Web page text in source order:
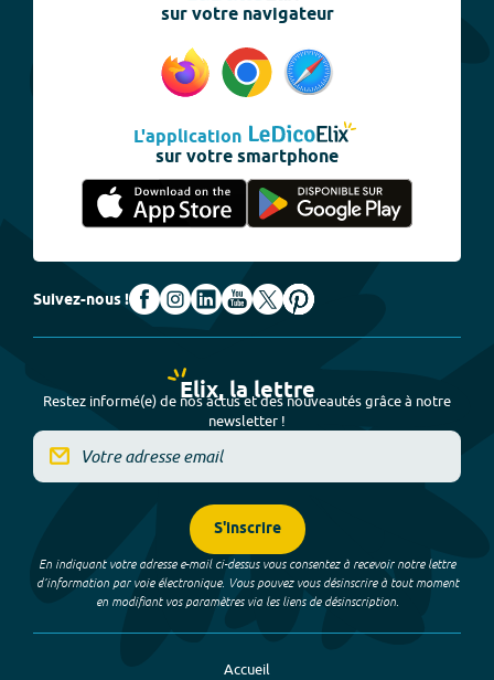
sur votre navigateur
L'application
sur votre smartphone
Suivez-nous !
Elix, la lettre
Restez informé(e) de nos actus et des nouveautés grâce à notre
newsletter !
S'inscrire
En indiquant votre adresse e-mail ci-dessus vous consentez à recevoir notre lettre
d’information par voie électronique. Vous pouvez vous désinscrire à tout moment
en modifiant vos paramètres via les liens de désinscription.
Accueil